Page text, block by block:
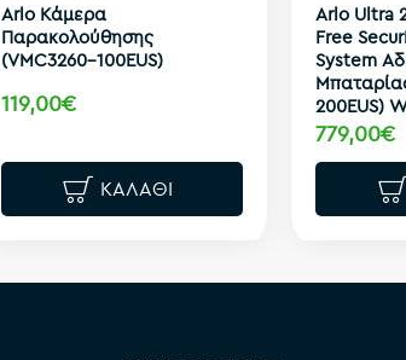
Arlo Κάμερα
Παρακολούθησης
(VMC3260-100EUS)
119,00€
ΚΑΛΆΘΙ
Arlo Ultra
Free
System
200EUS)
779,00€